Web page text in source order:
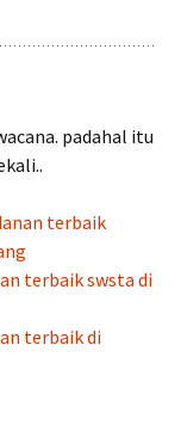
padahal itu
terbaik
terbaik swsta di
terbaik di